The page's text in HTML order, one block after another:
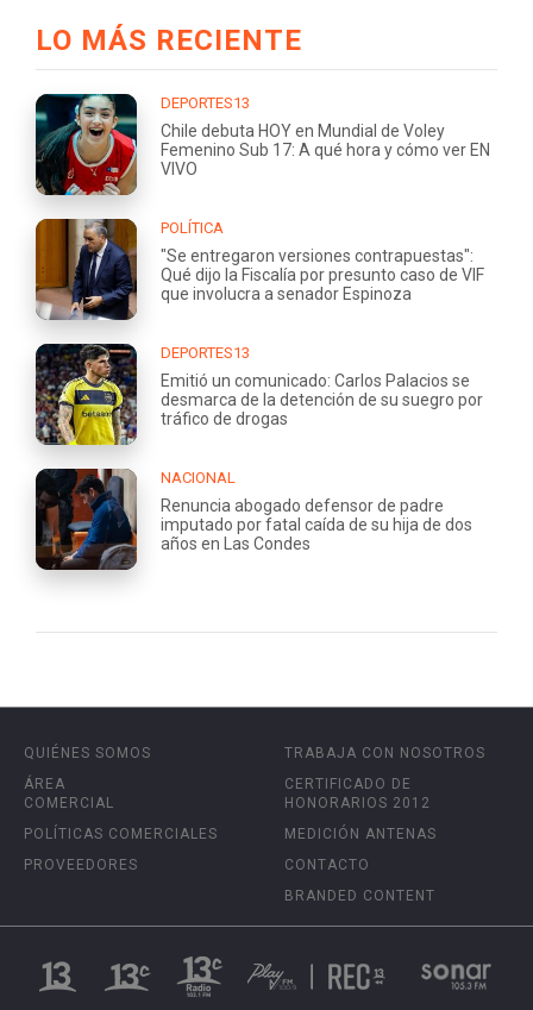
LO MÁS RECIENTE
DEPORTES13
Chile debuta HOY en Mundial de Voley
Femenino Sub 17: A qué hora y cómo ver EN
VIVO
POLÍTICA
"Se entregaron versiones contrapuestas":
Qué dijo la Fiscalía por presunto caso de VIF
que involucra a senador Espinoza
DEPORTES13
Emitió un comunicado: Carlos Palacios se
desmarca de la detención de su suegro por
tráfico de drogas
NACIONAL
Renuncia abogado defensor de padre
imputado por fatal caída de su hija de dos
años en Las Condes
QUIÉNES SOMOS
ÁREA
COMERCIAL
POLÍTICAS COMERCIALES
PROVEEDORES
TRABAJA CON NOSOTROS
CERTIFICADO DE
HONORARIOS 2012
MEDICIÓN ANTENAS
CONTACTO
BRANDED CONTENT